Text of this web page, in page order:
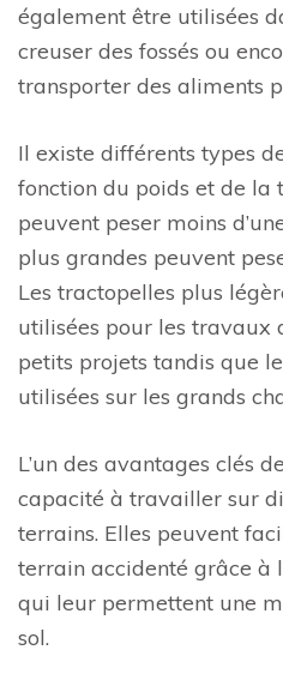
également être utilisées
creuser des fossés ou
transporter des aliments
Il existe différents types
fonction du poids et de la
peuvent peser moins
plus grandes peuvent
Les tractopelles plus
utilisées pour les travaux
petits projets tandis que
utilisées sur les grands
L’un des avantages clés
capacité à travailler sur
terrains. Elles peuvent
terrain accidenté grâce à
qui leur permettent une
sol.